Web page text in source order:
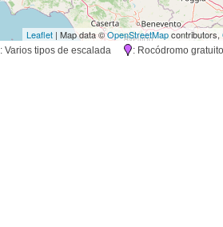
Leaflet | Map data ©OpenStreetMapcontributors,
: Varios tipos de escalada : Rocódromo